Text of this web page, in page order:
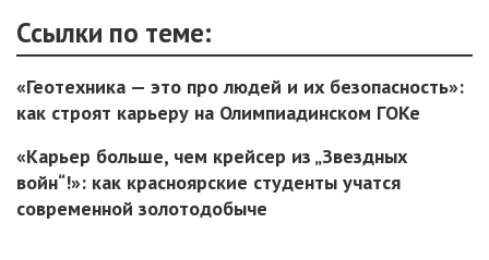
Ссылки по теме:
«Геотехника — это про людей и их безопасность»:
как строят карьеру на Олимпиадинском ГОКе
«Карьер больше, чем крейсер из „Звездных
войн“!»: как красноярские студенты учатся
современной золотодобыче